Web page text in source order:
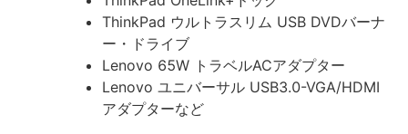
ThinkPad ウルトラスリム USB DVDバーナ
ー・ドライブ
Lenovo 65W トラベルACアダプター
Lenovo ユニバーサル USB3.0-VGA/HDMI
アダプターなど